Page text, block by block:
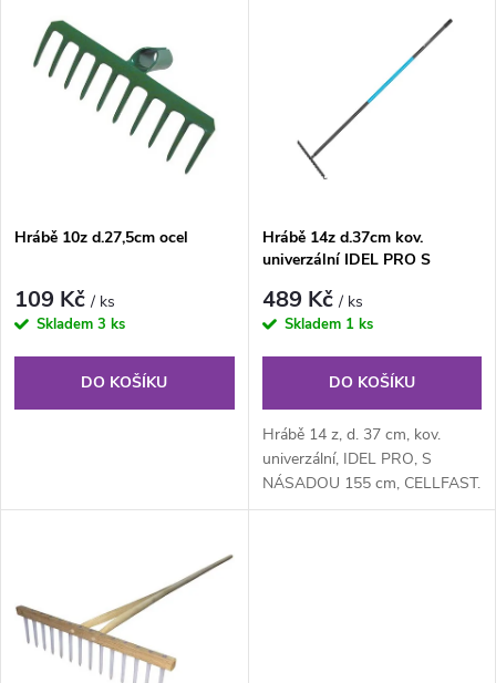
p
r
o
d
t
ů
Nejprodávanější
Abecedně
ý
s
p
r
u
t
Hrábě 10z d.27,5cm ocel
109 Kč/ ks
Skladem 3 ks
DO KOŠÍKU
Hrábě 14z d.37cm kov.
univerzální IDEL PRO S
489 Kč/ ks
Skladem 1 ks
DO KOŠÍKU
Hrábě 14 z, d. 37 cm, kov.
univerzální, IDEL PRO, S
NÁSADOU 155 cm, CELLFAST.